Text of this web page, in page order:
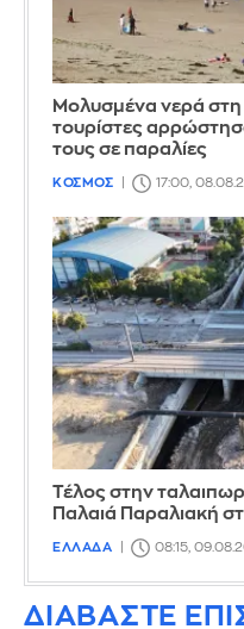
Μολυσμένα νερά στη
τουρίστες
τους σε παραλίες
ΚΟΣΜΟΣ 17:00,
Τέλος στην
Παλαιά Παραλιακή
ΕΛΛΑΔΑ 08:15,
ΔΙΑΒΑΣΤΕ